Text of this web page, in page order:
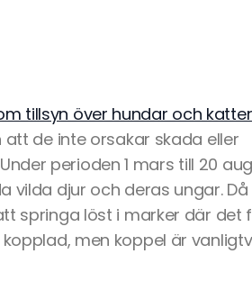
tillsyn över hundar och katter
de inte orsakar skada eller
perioden 1 mars till 20
vilda djur och deras ungar. Då
springa löst i marker där det
men koppel är